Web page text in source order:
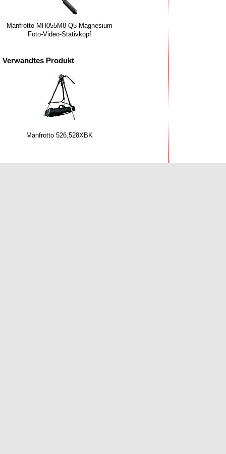
Manfrotto MH055M8-Q5 Magnesium
Foto-Video-Stativkopf
Verwandtes Produkt
Manfrotto 526,528XBK